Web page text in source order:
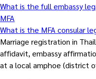
What is the full embassy
MFA
What is the MFA consular
Marriage registration in
affidavit, embassy
at a local amphoe (district